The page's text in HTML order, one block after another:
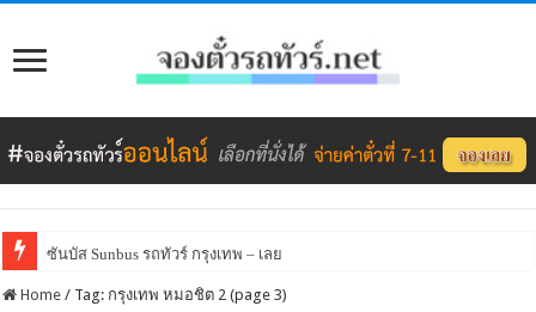
ซันบัส Sunbus รถทัวร์ กรุงเทพ – เลย
Home / Tag: กรุงเทพ หมอชิต 2 (page 3)